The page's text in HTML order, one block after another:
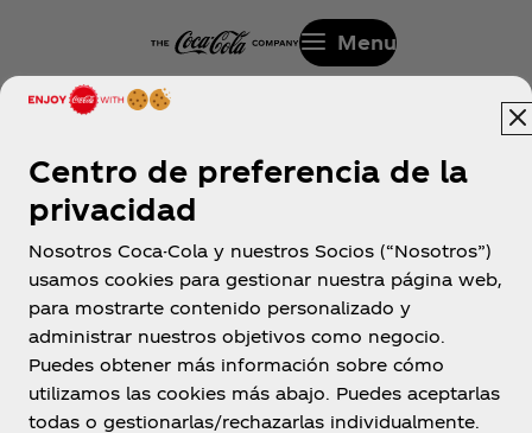
Menu
Colombia
Sobre nosotros
Centro de preferencia de la
privacidad
Nosotros Coca-Cola y nuestros Socios (“Nosotros”)
usamos cookies para gestionar nuestra página web,
para mostrarte contenido personalizado y
administrar nuestros objetivos como negocio.
Puedes obtener más información sobre cómo
utilizamos las cookies más abajo. Puedes aceptarlas
todas o gestionarlas/rechazarlas individualmente.